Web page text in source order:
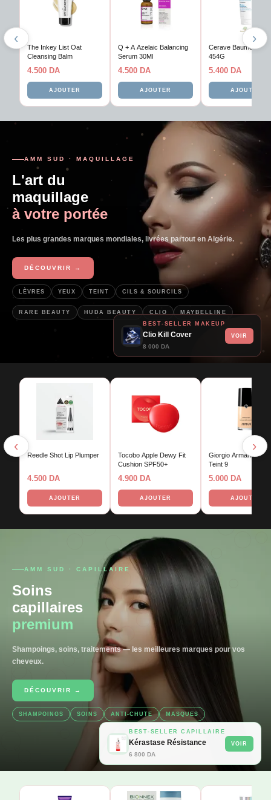
The Inkey List Oat
Cleansing Balm
4.500 DA
AJOUTER
Q + A Azelaic Balancing
Serum 30Ml
4.500 DA
AJOUTER
Cerave Baume
454G
5.400 DA
AJOUTER
‹ ›
AMM SUD · MAQUILLAGE
L'art du
maquillage
à votre portée
Les plus grandes marques mondiales, livrées partout en Algérie.
DÉCOUVRIR →
LÈVRES YEUX TEINT CILS & SOURCILS
RARE BEAUTY HUDA BEAUTY CLIO
MAYBELLINE
BEST-SELLER MAKEUP
Clio Kill Cover
8 000 DA
VOIR
Reedle Shot Lip Plumper
4.500 DA
AJOUTER
Tocobo Apple Dewy Fit
Cushion SPF50+
4.900 DA
AJOUTER
Giorgio Armani Fond
Teint 9
5.000 DA
AJOUTER
‹ ›
AMM SUD · CAPILLAIRE
Soins
capillaires
premium
Shampoings, soins, traitements — les meilleures marques pour vos
cheveux.
DÉCOUVRIR →
SHAMPOINGS SOINS ANTI-CHUTE MASQUES
BEST-SELLER CAPILLAIRE
Kérastase Résistance
6 800 DA
VOIR